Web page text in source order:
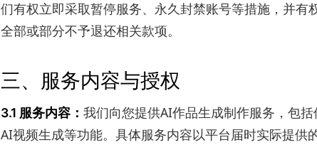
们有权立即采取暂停服务、永久封禁账号等措施，并有
全部或部分不予退还相关款项。
三、服务内容与授权
3.1 服务内容： 我们向您提供AI作品生成制作服务，包括
AI视频生成等功能。具体服务内容以平台届时实际提供